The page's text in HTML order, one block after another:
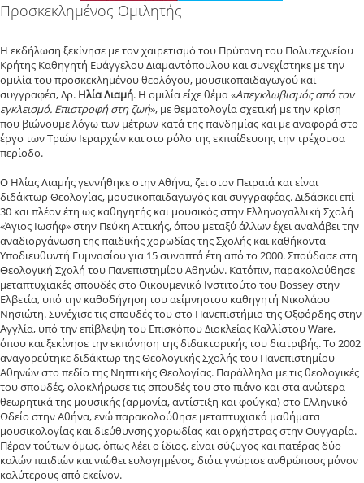
Προσκεκλημένος Ομιλητής
Η εκδήλωση ξεκίνησε με τον χαιρετισμό του Πρύτανη του Πολυτεχνείου
Κρήτης Καθηγητή Ευάγγελου Διαμαντόπουλου και συνεχίστηκε με την
ομιλία του προσκεκλημένου θεολόγου, μουσικοπαιδαγωγού και
συγγραφέα, Δρ. Ηλία Λιαμή. Η ομιλία είχε θέμα «Απεγκλωβισμός από τον
εγκλεισμό. Επιστροφή στη ζωή», με θεματολογία σχετική με την κρίση
που βιώνουμε λόγω των μέτρων κατά της πανδημίας και με αναφορά στο
έργο των Τριών Ιεραρχών και στο ρόλο της εκπαίδευσης την τρέχουσα
περίοδο.
Ο Ηλίας Λιαμής γεννήθηκε στην Αθήνα, ζει στον Πειραιά και είναι
διδάκτωρ Θεολογίας, μουσικοπαιδαγωγός και συγγραφέας. Διδάσκει επί
30 και πλέον έτη ως καθηγητής και μουσικός στην Ελληνογαλλική Σχολή
«Άγιος Ιωσήφ» στην Πεύκη Αττικής, όπου μεταξύ άλλων έχει αναλάβει την
αναδιοργάνωση της παιδικής χορωδίας της Σχολής και καθήκοντα
Υποδιευθυντή Γυμνασίου για 15 συναπτά έτη από το 2000. Σπούδασε στη
Θεολογική Σχολή του Πανεπιστημίου Αθηνών. Κατόπιν, παρακολούθησε
μεταπτυχιακές σπουδές στο Οικουμενικό Ινστιτούτο του Bossey στην
Ελβετία, υπό την καθοδήγηση του αείμνηστου καθηγητή Νικολάου
Νησιώτη. Συνέχισε τις σπουδές του στο Πανεπιστήμιο της Οξφόρδης στην
Αγγλία, υπό την επίβλεψη του Επισκόπου Διοκλείας Καλλίστου Ware,
όπου και ξεκίνησε την εκπόνηση της διδακτορικής του διατριβής. Το 2002
αναγορεύτηκε διδάκτωρ της Θεολογικής Σχολής του Πανεπιστημίου
Αθηνών στο πεδίο της Νηπτικής Θεολογίας. Παράλληλα με τις θεολογικές
του σπουδές, ολοκλήρωσε τις σπουδές του στο πιάνο και στα ανώτερα
θεωρητικά της μουσικής (αρμονία, αντίστιξη και φούγκα) στο Ελληνικό
Ωδείο στην Αθήνα, ενώ παρακολούθησε μεταπτυχιακά μαθήματα
μουσικολογίας και διεύθυνσης χορωδίας και ορχήστρας στην Ουγγαρία.
Πέραν τούτων όμως, όπως λέει ο ίδιος, είναι σύζυγος και πατέρας δύο
καλών παιδιών και νιώθει ευλογημένος, διότι γνώρισε ανθρώπους μόνον
καλύτερους από εκείνον.